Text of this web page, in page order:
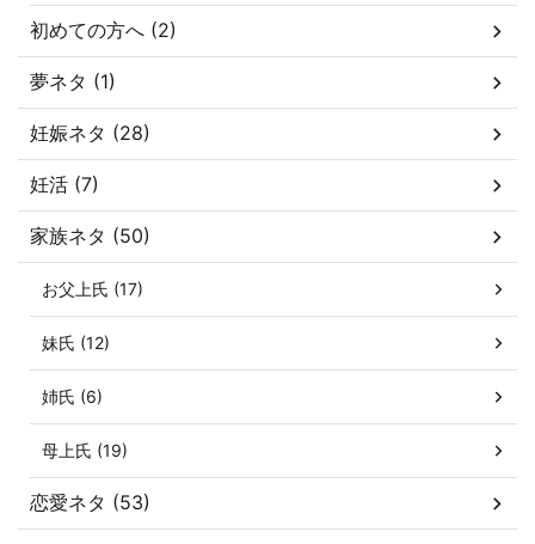
初めての方へ (2)
夢ネタ (1)
妊娠ネタ (28)
妊活 (7)
家族ネタ (50)
お父上氏 (17)
妹氏 (12)
姉氏 (6)
母上氏 (19)
恋愛ネタ (53)